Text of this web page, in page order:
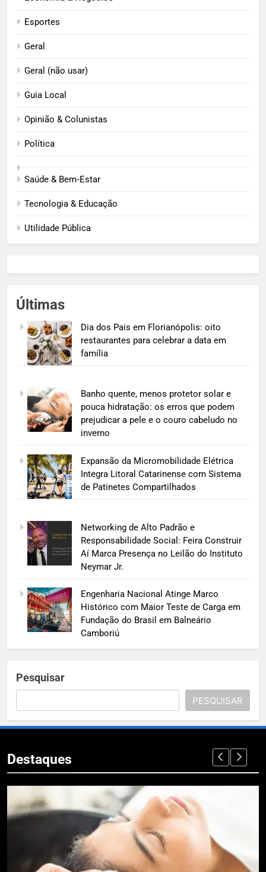
Esportes
Geral
Geral (não usar)
Guia Local
Opinião & Colunistas
Política
Saúde & Bem‑Estar
Tecnologia & Educação
Utilidade Pública
Últimas
Dia dos Pais em Florianópolis: oito
restaurantes para celebrar a data em
família
Banho quente, menos protetor solar e
pouca hidratação: os erros que podem
prejudicar a pele e o couro cabeludo no
inverno
Expansão da Micromobilidade Elétrica
Integra Litoral Catarinense com Sistema
de Patinetes Compartilhados
Networking de Alto Padrão e
Responsabilidade Social: Feira Construir
Aí Marca Presença no Leilão do Instituto
Neymar Jr.
Engenharia Nacional Atinge Marco
Histórico com Maior Teste de Carga em
Fundação do Brasil em Balneário
Camboriú
Pesquisar
PESQUISAR
Destaques